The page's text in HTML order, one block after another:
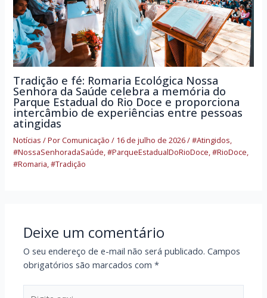
Tradição e fé: Romaria Ecológica Nossa
Senhora da Saúde celebra a memória do
Parque Estadual do Rio Doce e proporciona
intercâmbio de experiências entre pessoas
atingidas
Notícias / PorComunicação/ 16 de julho de 2026/#Atingidos,
#NossaSenhoradaSaúde,#ParqueEstadualDoRioDoce,#RioDoce,
#Romaria,#Tradição
Deixe um comentário
O seu endereço de e-mail não será publicado. Campos
obrigatórios são marcados com*